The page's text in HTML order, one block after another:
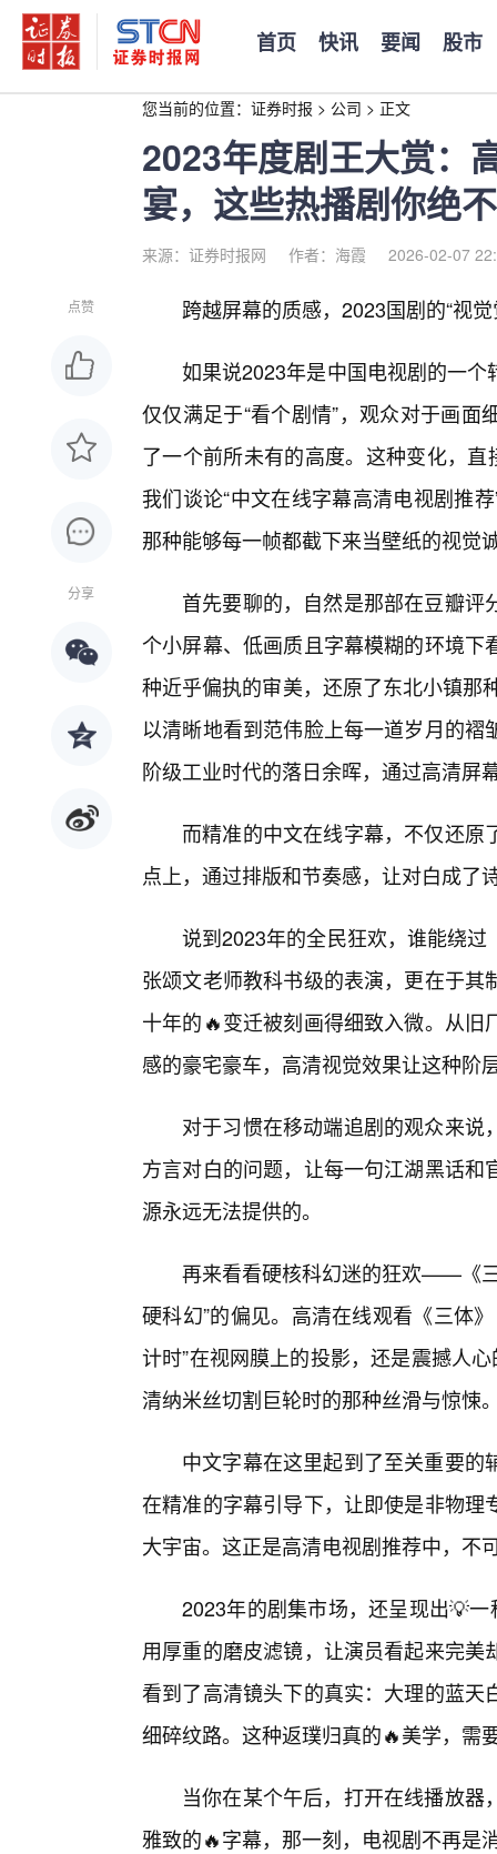
首页 快讯 要闻 股市
您当前的位置： 证券时报 > 公司 > 正文
2023年度剧王大赏：
宴，这些热播剧你绝
来源：证券时报网 作者：海霞 2026-02-07
点赞
分享
跨越屏幕的质感，2023国剧的“视觉
如果说2023年是中国电视剧的一
仅仅满足于“看个剧情”，观众对于画
了一个前所未有的高度。这种变化，
我们谈论“中文在线字幕高清电视剧推
那种能够每一帧都截下来当壁纸的视觉
首先要聊的，自然是那部在豆瓣
个小屏幕、低画质且字幕模糊的环境
种近乎偏执的审美，还原了东北小镇那
以清晰地看到范伟脸上每一道岁月的
阶级工业时代的落日余晖，通过高清屏
而精准的中文在线字幕，不仅还
点上，通过排版和节奏感，让对白成了
说到2023年的全民狂欢，谁能绕
张颂文老师教科书级的表演，更在于
十年的🔥变迁被刻画得细致入微。从
感的豪宅豪车，高清视觉效果让这种阶
对于习惯在移动端追剧的观众来
方言对白的问题，让每一句江湖黑话
源永远无法提供的。
再来看看硬核科幻迷的狂欢——《
硬科幻”的偏见。高清在线观看《三体
计时”在视网膜上的投影，还是震撼人
清纳米丝切割巨轮时的那种丝滑与惊悚
中文字幕在这里起到了至关重要
在精准的字幕引导下，让即使是非物
大宇宙。这正是高清电视剧推荐中，不
2023年的剧集市场，还呈现出💡
用厚重的磨皮滤镜，让演员看起来完
看到了高清镜头下的真实：大理的蓝
细碎纹路。这种返璞归真的🔥美学，需
当你在某个午后，打开在线播放
雅致的🔥字幕，那一刻，电视剧不再是